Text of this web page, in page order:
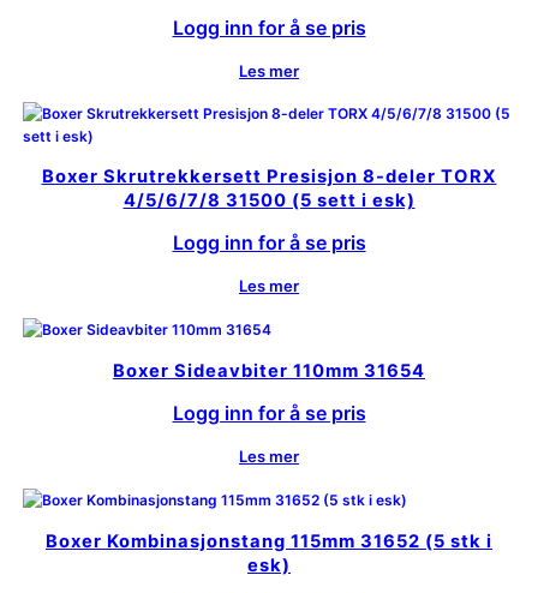
Logg inn for å se pris
Les mer
Boxer Skrutrekkersett Presisjon 8-deler TORX
4/5/6/7/8 31500 (5 sett i esk)
Logg inn for å se pris
Les mer
Boxer Sideavbiter 110mm 31654
Logg inn for å se pris
Les mer
Boxer Kombinasjonstang 115mm 31652 (5 stk i
esk)